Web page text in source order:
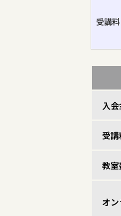
受講料
入
受講
教
オ